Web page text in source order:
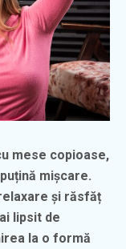
mese copioase,
mișcare.
și răsfăț
lipsit de
la o formă